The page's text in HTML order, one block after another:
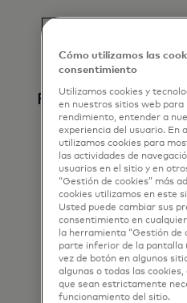
Perspectivas sobre
Comprender las
dispositivos puede
comportamientos
distinguir patrones
riesgosos
Cómo utilizamos las
consentimiento
Utilizamos cookies y
en nuestros sitios web para
rendimiento, entender a
experiencia del usuario. En
utilizamos cookies para
las actividades de
usuarios en el sitio y en
“Gestión de cookies” más
cookies utilizamos en este
Usted puede cambiar sus
consentimiento en
la herramienta “Gestión de
parte inferior de la pantalla
vez de botón en algunos
algunas o todas las
que sean estrictamente
funcionamiento del sitio.